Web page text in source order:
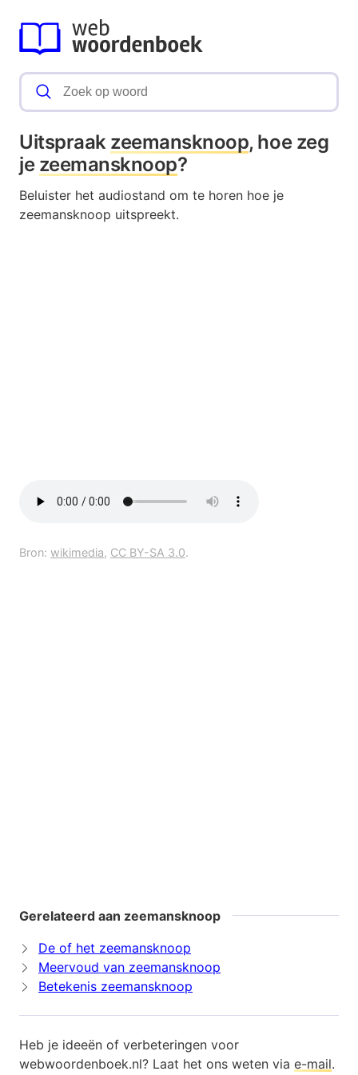
Uitspraak zeemansknoop, hoe zeg
je zeemansknoop?
Beluister het audiostand om te horen hoe je
zeemansknoop uitspreekt.
Bron: wikimedia, CC BY-SA 3.0.
Gerelateerd aan zeemansknoop
De of het zeemansknoop
Meervoud van zeemansknoop
Betekenis zeemansknoop
Heb je ideeën of verbeteringen voor
webwoordenboek.nl? Laat het ons weten via e-mail.